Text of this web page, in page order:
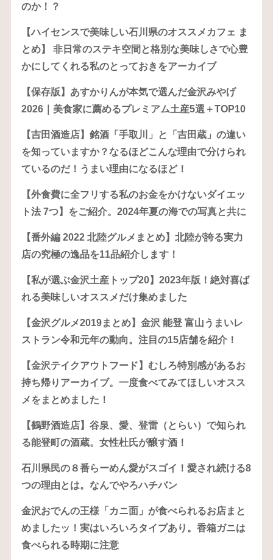
のか！？
【ハイセンスで美味しい石川県のオススメカフェ ま
とめ】 非日常のステキ空間と格別な美味しさで心豊
かにしてくれる私のとっておきをアーカイブ
【保存版】あすかりんが本気で選んだ金沢みやげ
2026｜美食家に薦めるプレミアム土産5選＋TOP10
【吉田酒造店】銘酒「手取川」と「吉田蔵」の違い
を知っていますか？なるほどこんな理由で分けられ
ているのだ！うまい理由になるほど！
【外食費に全フリする私のお金をかけないダイエッ
ト法 7つ】をご紹介。2024年夏の海での写真と共に
【番外編 2022 北陸グルメまとめ】北陸が誇る実力
店の究極の逸品を11品紹介します！
【私が選ぶ金沢土産トップ20】2023年版！絶対喜ば
れる美味しいオススメだけ集めました
【金沢グルメ2019まとめ】金沢 能登 富山うまいレ
ストラン令和元年の動向。注目の15店舗を紹介！
【金沢テイクアウトフード】むしろ特別感があるお
持ち帰りアーカイブ。一度食べてみてほしいオスス
メをまとめました！
【鶴野酒造店】谷泉、愛、登雷（とらい）で知られ
る能登町の酒蔵。女性杜氏が醸す酒！
石川県民の８番らーめん愛がスゴイ！愛され続ける8
つの理由とは。なんでやろハチバン
金沢おでんの王様「カニ面」が食べられるお店まと
めましたッ！実はいろいろタイプあり。香箱ガニは
食べられる時期に注意